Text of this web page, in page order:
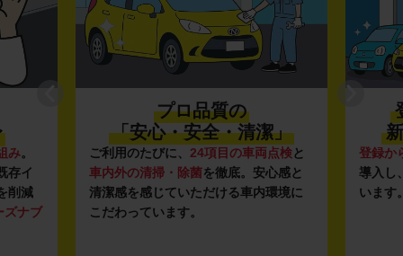
み。
存イ
削減
ズナブ
プロ品質の
「安心・安全・清潔」
ご利用のたびに、 24項目の車両点検と
車内外の清掃・除菌を徹底。安心感と
清潔感を感じていただける車内環境に
こだわっています。
登録か
導入し
います